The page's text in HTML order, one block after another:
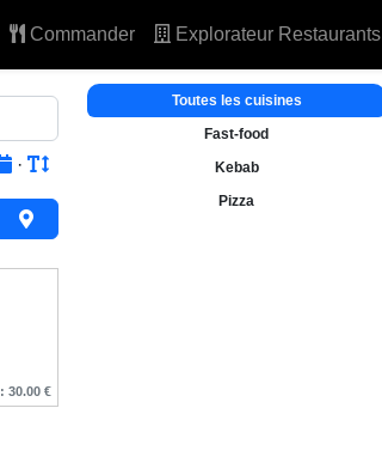
Commander Explorateur Restaurants
·
30.00 €
Toutes les cuisines
Fast-food
Kebab
Pizza